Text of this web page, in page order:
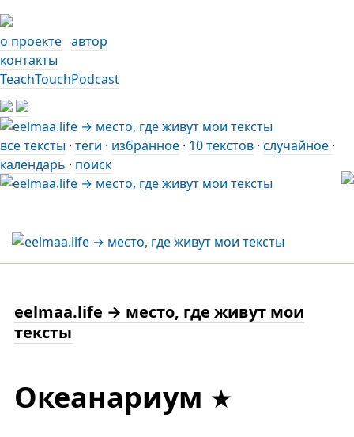
о проекте автор
контакты
TeachTouchPodcast
все тексты · теги · избранное · 10 текстов · случайное ·
календарь · поиск
eelmaa.life → место, где живут мои
тексты
Океанариум